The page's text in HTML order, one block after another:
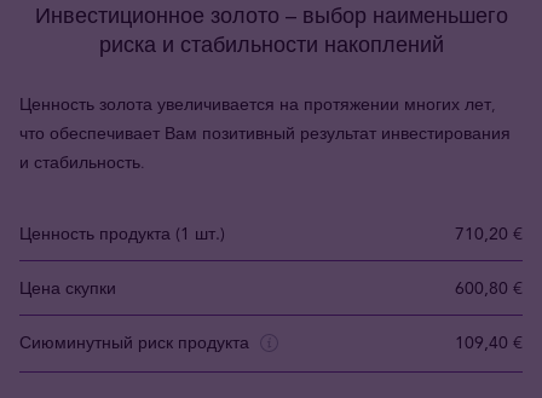
Инвестиционное золото – выбор наименьшего
риска и стабильности накоплений
Ценность золота увеличивается на протяжении многих лет,
что обеспечивает Вам позитивный результат инвестирования
и стабильность.
Ценность продукта (1 шт.) 710,20 €
Цена скупки 600,80 €
Сиюминутный риск продукта 109,40 €